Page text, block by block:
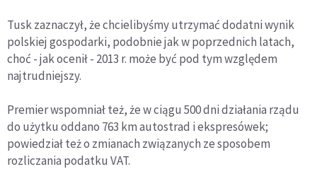
Tusk zaznaczył, że chcielibyśmy utrzymać dodatni wynik
polskiej gospodarki, podobnie jak w poprzednich latach,
choć - jak ocenił - 2013 r. może być pod tym względem
najtrudniejszy.
Premier wspomniał też, że w ciągu 500 dni działania rządu
do użytku oddano 763 km autostrad i ekspresówek;
powiedział też o zmianach związanych ze sposobem
rozliczania podatku VAT.